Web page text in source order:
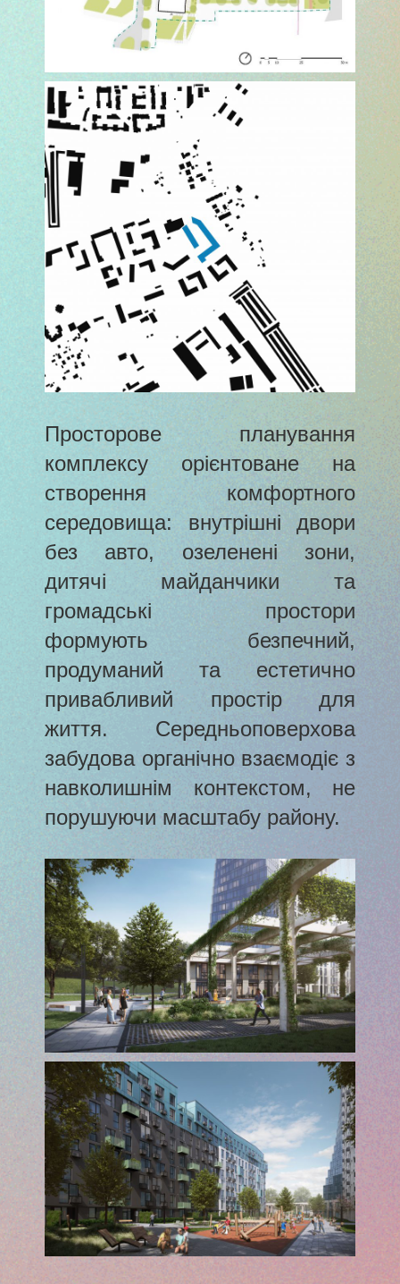
Просторове планування
комплексу орієнтоване на
створення комфортного
середовища: внутрішні двори
без авто, озеленені зони,
дитячі майданчики та
громадські простори
формують безпечний,
продуманий та естетично
привабливий простір для
життя. Середньоповерхова
забудова органічно взаємодіє з
навколишнім контекстом, не
порушуючи масштабу району.